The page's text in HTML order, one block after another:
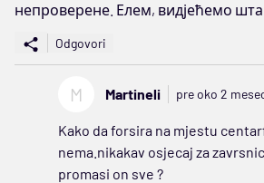
непроверене. Елем, видјећемо шта
Odgovori
M Martineli pre oko 2
Kako da forsira na mjestu
nema.nikakav osjecaj za
promasi on sve ?